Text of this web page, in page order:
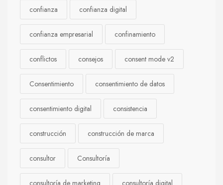
confianza confianza digital
confianza empresarial confinamiento
conflictos consejos consent mode v2
Consentimiento consentimiento de datos
consentimiento digital consistencia
construcción construcción de marca
consultor Consultoría
consultoría de marketing consultoría digital